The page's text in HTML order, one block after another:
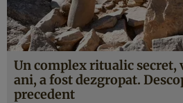
Un complex ritualic secret,
ani, a fost dezgropat.
precedent